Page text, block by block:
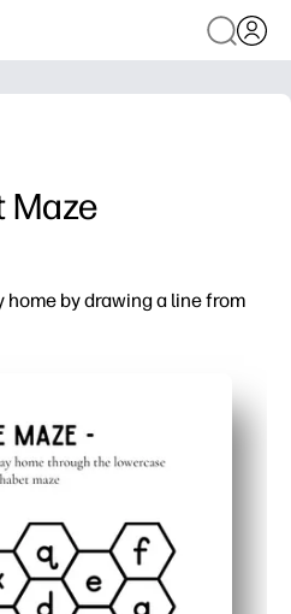
Maze
by drawing a line from